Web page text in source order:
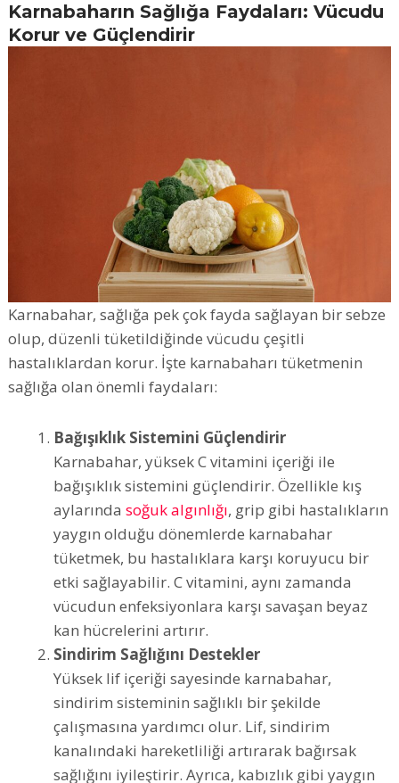
Karnabaharın Sağlığa Faydaları: Vücudu
Korur ve Güçlendirir
Karnabahar, sağlığa pek çok fayda sağlayan bir sebze
olup, düzenli tüketildiğinde vücudu çeşitli
hastalıklardan korur. İşte karnabaharı tüketmenin
sağlığa olan önemli faydaları:
Bağışıklık Sistemini Güçlendirir
Karnabahar, yüksek C vitamini içeriği ile
bağışıklık sistemini güçlendirir. Özellikle kış
aylarındasoğuk algınlığı, grip gibi hastalıkların
yaygın olduğu dönemlerde karnabahar
tüketmek, bu hastalıklara karşı koruyucu bir
etki sağlayabilir. C vitamini, aynı zamanda
vücudun enfeksiyonlara karşı savaşan beyaz
kan hücrelerini artırır.
Sindirim Sağlığını Destekler
Yüksek lif içeriği sayesinde karnabahar,
sindirim sisteminin sağlıklı bir şekilde
çalışmasına yardımcı olur. Lif, sindirim
kanalındaki hareketliliği artırarak bağırsak
sağlığını iyileştirir. Ayrıca, kabızlık gibi yaygın